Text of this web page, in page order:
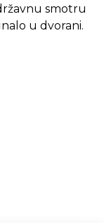
smotru
u dvorani.